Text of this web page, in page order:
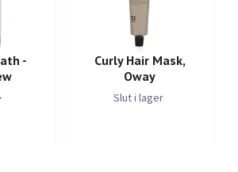
-
Curly Hair Mask,
Oway
Slut i lager